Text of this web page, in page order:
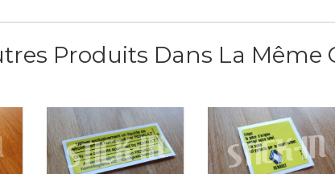
Produits Dans La Même